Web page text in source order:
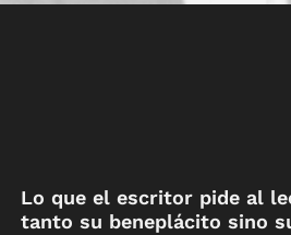
Lo que el escritor pide al
tanto su beneplácito sino